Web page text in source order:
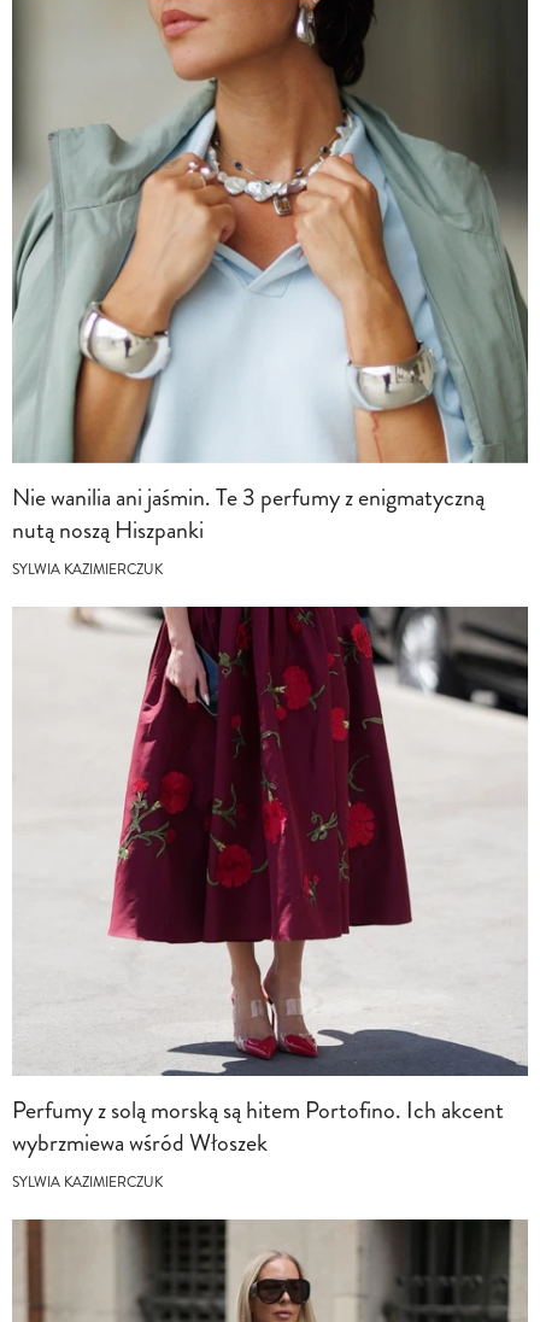
Nie wanilia ani jaśmin. Te 3 perfumy z enigmatyczną
nutą noszą Hiszpanki
SYLWIA KAZIMIERCZUK
Perfumy z solą morską są hitem Portofino. Ich akcent
wybrzmiewa wśród Włoszek
SYLWIA KAZIMIERCZUK